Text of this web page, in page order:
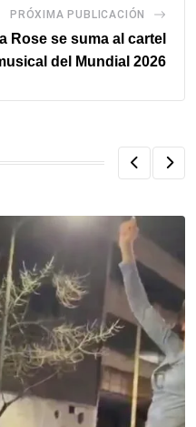
PRÓXIMA PUBLICACIÓN
Rose se suma al cartel
del Mundial 2026